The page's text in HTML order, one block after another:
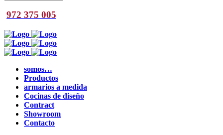
972 375 005
somos…
Productos
armarios a medida
Cocinas de diseño
Contract
Showroom
Contacto